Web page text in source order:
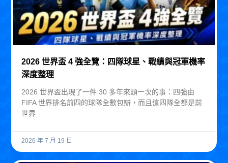
2026 世界盃 4 強全覽：四隊球星、戰績與冠軍機率
深度整理
2026 世界盃出現了一件 30 多年來頭一次的事：四強由
FIFA 世界排名前四的球隊全數包辦，而且這四隊全都是前
世界
2026 年 7 月 19 日